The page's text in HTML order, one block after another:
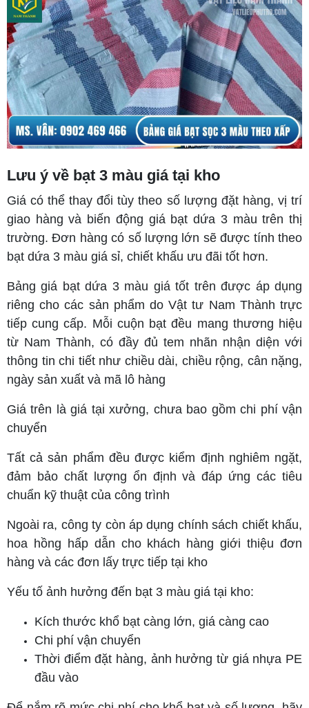
Lưu ý về bạt 3 màu giá tại kho
Giá có thể thay đổi tùy theo số lượng đặt hàng, vị trí
giao hàng và biến động giá bạt dứa 3 màu trên thị
trường. Đơn hàng có số lượng lớn sẽ được tính theo
bạt dứa 3 màu giá sỉ, chiết khấu ưu đãi tốt hơn.
Bảng giá bạt dứa 3 màu giá tốt trên được áp dụng
riêng cho các sản phẩm do Vật tư Nam Thành trực
tiếp cung cấp. Mỗi cuộn bạt đều mang thương hiệu
từ Nam Thành, có đầy đủ tem nhãn nhận diện với
thông tin chi tiết như chiều dài, chiều rộng, cân nặng,
ngày sản xuất và mã lô hàng
Giá trên là giá tại xưởng, chưa bao gồm chi phí vận
chuyển
Tất cả sản phẩm đều được kiểm định nghiêm ngặt,
đảm bảo chất lượng ổn định và đáp ứng các tiêu
chuẩn kỹ thuật của công trình
Ngoài ra, công ty còn áp dụng chính sách chiết khấu,
hoa hồng hấp dẫn cho khách hàng giới thiệu đơn
hàng và các đơn lấy trực tiếp tại kho
Yếu tố ảnh hưởng đến bạt 3 màu giá tại kho:
Kích thước khổ bạt càng lớn, giá càng cao
Chi phí vận chuyển
Thời điểm đặt hàng, ảnh hưởng từ giá nhựa PE
đầu vào